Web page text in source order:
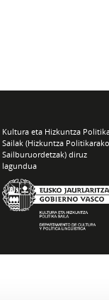
Kultura eta Hizkuntza
Sailak (Hizkuntza Politikarako
Sailburuordetzak) diruz
lagundua